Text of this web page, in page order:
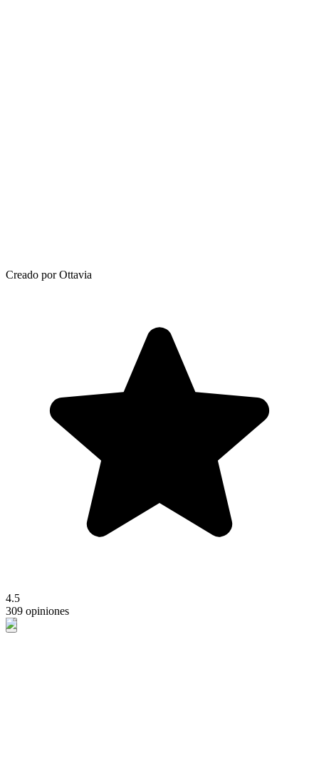
Creado por Ottavia
4.5
309 opiniones